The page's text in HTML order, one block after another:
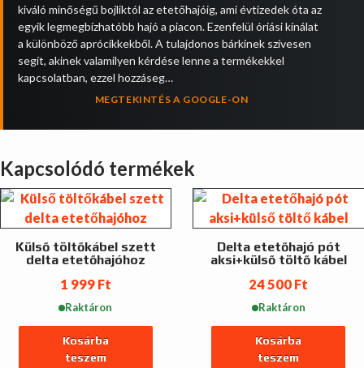
kiváló minőségű bojliktól az etetőhajóig, ami évtizedek óta az
egyik legmegbízhatóbb hajó a piacon. Ezenfelül óriási kínálat
a különböző aprócikkekből. A tulajdonos bárkinek szívesen
segít, akinek valamilyen kérdése lenne a termékekkel
kapcsolatban, ezzel hozzáseg…
MEGTEKINTÉS A GOOGLE-ON
Kapcsolódó termékek
Külső töltőkábel szett
delta etetőhajóhoz
1 999 Ft
Raktáron
Kosárba
teszem
Delta etetőhajó pót
aksi+külső töltő kábel
24 500 Ft
Raktáron
Kosárba
teszem